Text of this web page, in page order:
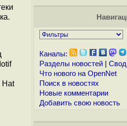
Hat
Каналы:
Разделы новостей|
Что нового на OpenNet
Поиск в новостях
Новые комментарии
Добавить свою новость